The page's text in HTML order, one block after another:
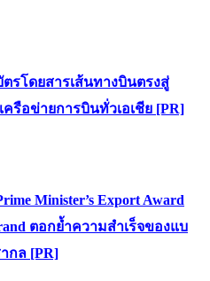
รโดยสารเส้นทางบินตรงสู่
ครือข่ายการบินทั่วเอเชีย [PR]
Minister’s Export Award
ตอกย้ำความสำเร็จของแบ
กล [PR]